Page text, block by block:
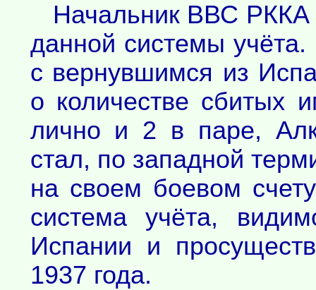
Начальник ВВС РККА
данной системы
с вернувшимся из
о количестве сбитых
лично и 2 в паре,
стал, по западной
на своем боевом
система учёта,
Испании и
1937 года.